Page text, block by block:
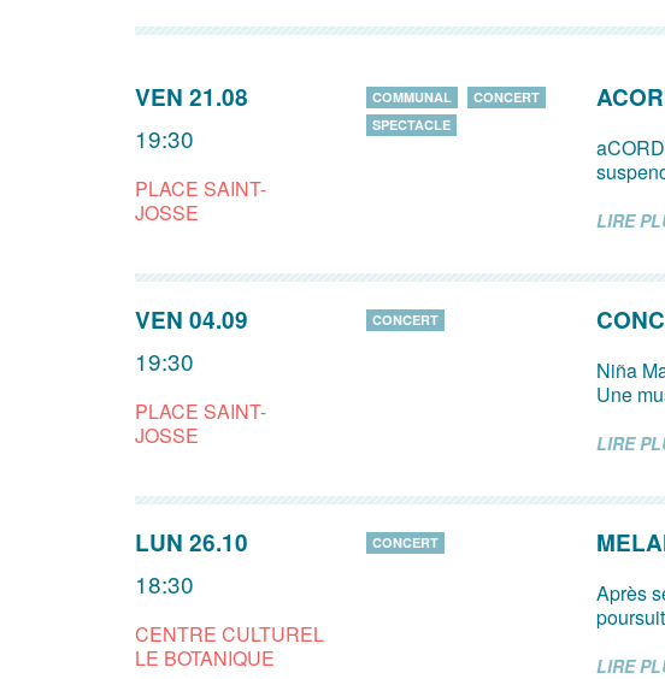
VEN 21.08
19:30
PLACE SAINT-
JOSSE
COMMUNAL
CONCERT
SPECTACLE
LIRE
VEN 04.09
19:30
PLACE SAINT-
JOSSE
CONCERT
Niña
Une
LIRE
LUN 26.10
18:30
CENTRE CULTUREL
LE BOTANIQUE
CONCERT
Après
LIRE